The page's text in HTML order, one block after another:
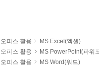
오피스 활용
MS Excel(엑셀)
오피스 활용
MS PowerPoint(파워
오피스 활용
MS Word(워드)